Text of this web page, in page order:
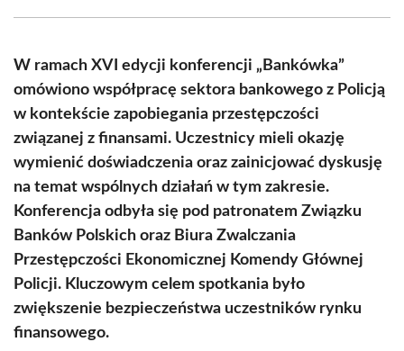
(Twitter)
W ramach XVI edycji konferencji „Bankówka”
omówiono współpracę sektora bankowego z Policją
w kontekście zapobiegania przestępczości
związanej z finansami. Uczestnicy mieli okazję
wymienić doświadczenia oraz zainicjować dyskusję
na temat wspólnych działań w tym zakresie.
Konferencja odbyła się pod patronatem Związku
Banków Polskich oraz Biura Zwalczania
Przestępczości Ekonomicznej Komendy Głównej
Policji. Kluczowym celem spotkania było
zwiększenie bezpieczeństwa uczestników rynku
finansowego.